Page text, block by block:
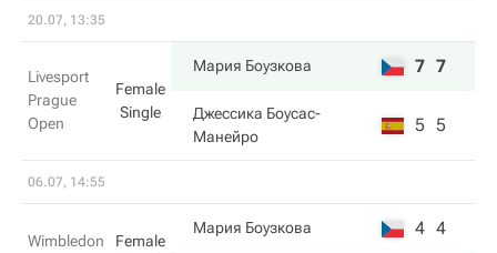
20.07, 13:35
Livesport
Prague
Open
Female
Single
Мария Боузкова 7 7
Джессика Боусас-
Манейро
5 5
06.07, 14:55
Wimbledon
Female
Мария Боузкова 4 4